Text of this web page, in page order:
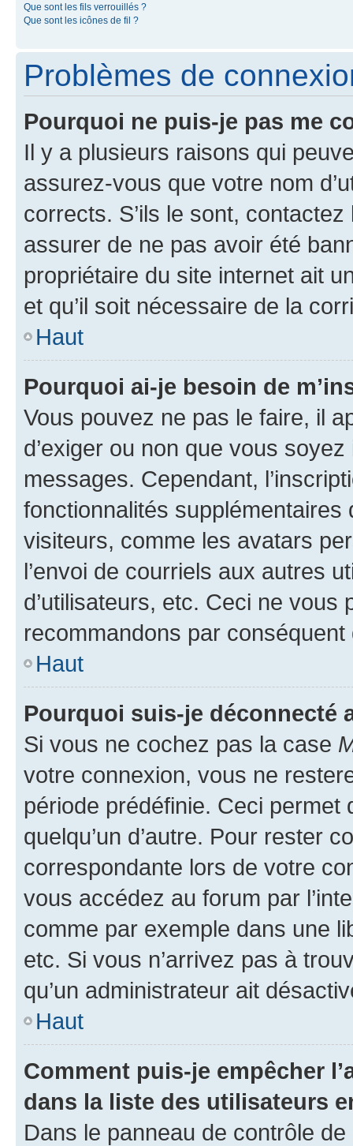
Que sont les fils verrouillés ?
Que sont les icônes de fil ?
Problèmes de
Pourquoi ne puis-je pas me
Il y a plusieurs raisons qui
assurez-vous que votre nom
corrects. S’ils le sont,
assurer de ne pas avoir été
propriétaire du site internet ait
et qu’il soit nécessaire de la
Haut
Pourquoi ai-je besoin de
Vous pouvez ne pas le faire, il
d’exiger ou non que vous
messages. Cependant,
fonctionnalités
visiteurs, comme les avatars
l’envoi de courriels aux autres
d’utilisateurs, etc. Ceci ne vous
recommandons par conséquent
Haut
Pourquoi suis-je déconnecté
Si vous ne cochez pas la case
votre connexion, vous ne
période prédéfinie. Ceci permet
quelqu’un d’autre. Pour rester
correspondante lors de votre
vous accédez au forum par
comme par exemple dans une
etc. Si vous n’arrivez pas à
qu’un administrateur ait
Haut
Comment puis-je empêcher
dans la liste des utilisateurs
Dans le panneau de contrôle